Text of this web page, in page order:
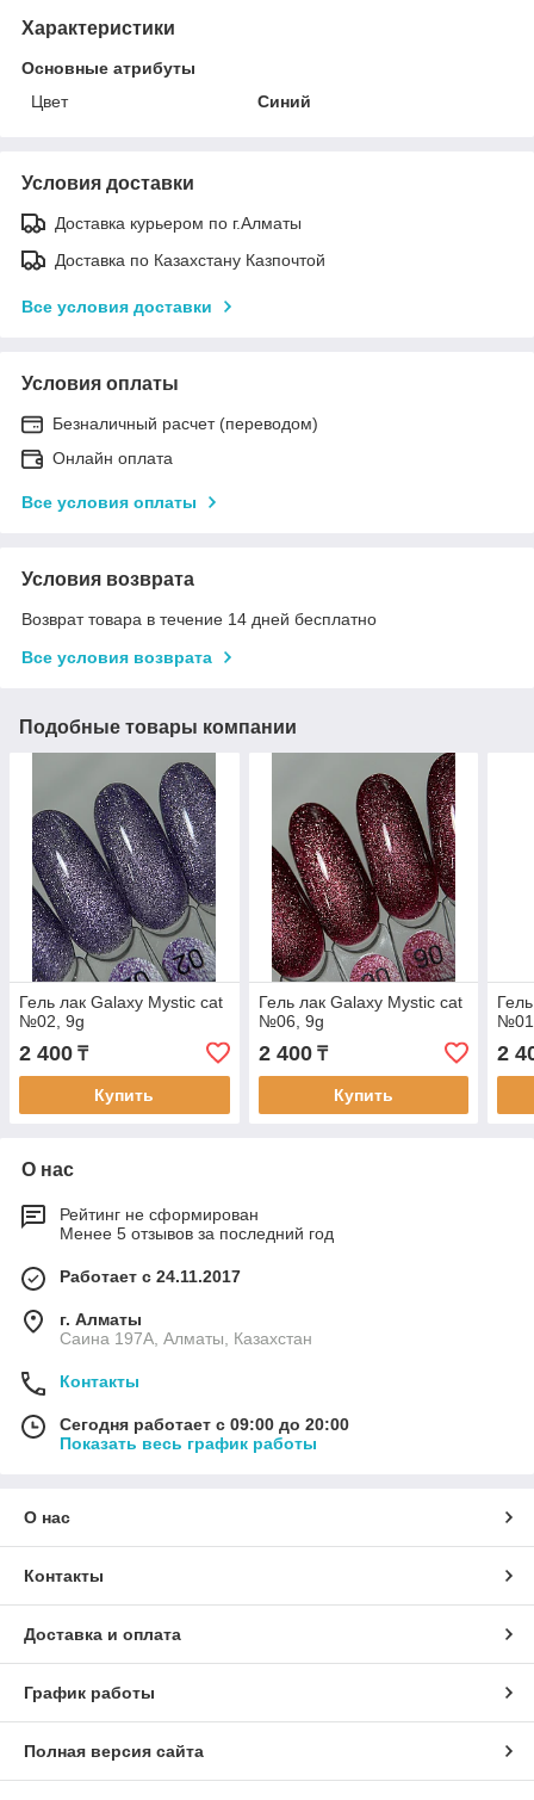
Характеристики
Основные атрибуты
Цвет
Синий
Условия доставки
Доставка курьером по г.Алматы
Доставка по Казахстану Казпочтой
Все условия доставки
Условия оплаты
Безналичный расчет (переводом)
Онлайн оплата
Все условия оплаты
Условия возврата
Возврат товара в течение 14 дней бесплатно
Все условия возврата
Подобные товары компании
Гель лак Galaxy Mystic cat
№02, 9g
2 400 ₸
Купить
Гель лак Galaxy Mystic cat
№06, 9g
2 400₸
Купить
2
О нас
Рейтинг не сформирован
Менее 5 отзывов за последний год
Работает с 24.11.2017
г. Алматы
Саина 197А, Алматы, Казахстан
Контакты
Сегодня работает с 09:00 до 20:00
Показать весь график работы
О нас
Контакты
Доставка и оплата
График работы
Полная версия сайта